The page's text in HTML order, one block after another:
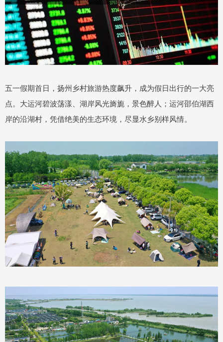
五一假期首日，扬州乡村旅游热度飙升，成为假日出行的一大亮
点。大运河碧波荡漾、湖岸风光旖旎，景色醉人；运河邵伯湖西
岸的沿湖村，凭借绝美的生态环境，尽显水乡别样风情。